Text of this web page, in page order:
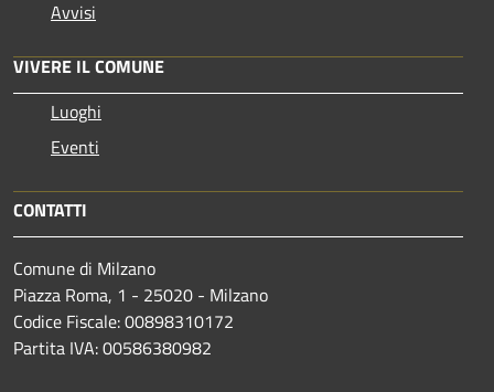
Avvisi
VIVERE IL COMUNE
Luoghi
Eventi
CONTATTI
Comune di Milzano
Piazza Roma, 1 - 25020 - Milzano
Codice Fiscale: 00898310172
Partita IVA: 00586380982